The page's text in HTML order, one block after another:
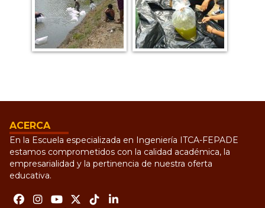
ACERCA
En la Escuela especializada en Ingeniería ITCA-FEPADE
estamos comprometidos con la calidad académica, la
empresarialidad y la pertinencia de nuestra oferta
educativa.